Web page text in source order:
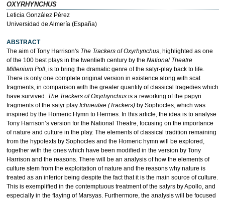
OXYRHYNCHUS
Leticia González Pérez
Universidad de Almería (España)
ABSTRACT
The aim of Tony Harrison's The Trackers of Oxyrhynchus, highlighted as one
of the 100 best plays in the twentieth century by the National Theatre
Millenium Poll, is to bring the dramatic genre of the satyr-play back to life.
There is only one complete original version in existence along with scat
fragments, in comparison with the greater quantity of classical tragedies which
have survived. The Trackers of Oxyrhynchusis a reworking of the papyri
fragments of the satyr play Ichneutae (Trackers)by Sophocles, which was
inspired by the Homeric Hymn to Hermes. In this article, the idea is to analyse
Tony Harrison’s version for the National Theatre, focusing on the importance
of nature and culture in the play. The elements of classical tradition remaining
from the hypotexts by Sophocles and the Homeric hymn will be explored,
together with the ones which have been modified in the version by Tony
Harrison and the reasons. There will be an analysis of how the elements of
culture stem from the exploitation of nature and the reasons why nature is
treated as an inferior being despite the fact that it is the main source of culture.
This is exemplified in the contemptuous treatment of the satyrs by Apollo, and
especially in the flaying of Marsyas. Furthermore, the analysis will be focused